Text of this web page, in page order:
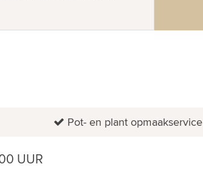
Pot- en plant opmaakservice
UUR